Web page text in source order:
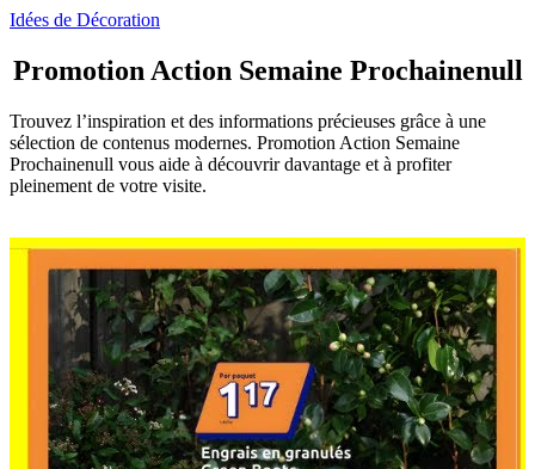
Idées de Décoration
Promotion Action Semaine Prochainenull
Trouvez l’inspiration et des informations précieuses grâce à une
sélection de contenus modernes. Promotion Action Semaine
Prochainenull vous aide à découvrir davantage et à profiter
pleinement de votre visite.